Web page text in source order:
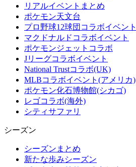
リアルイベントまとめ
ポケモン天文台
プロ野球12球団コラボイベント
マクドナルドコラボイベント
ポケモンジェットコラボ
Jリーグコラボイベント
National Trustコラボ(UK)
MLBコラボイベント(アメリカ)
ポケモン化石博物館(シカゴ)
レゴコラボ(海外)
シティサファリ
シーズン
シーズンまとめ
新たな歩みシーズン